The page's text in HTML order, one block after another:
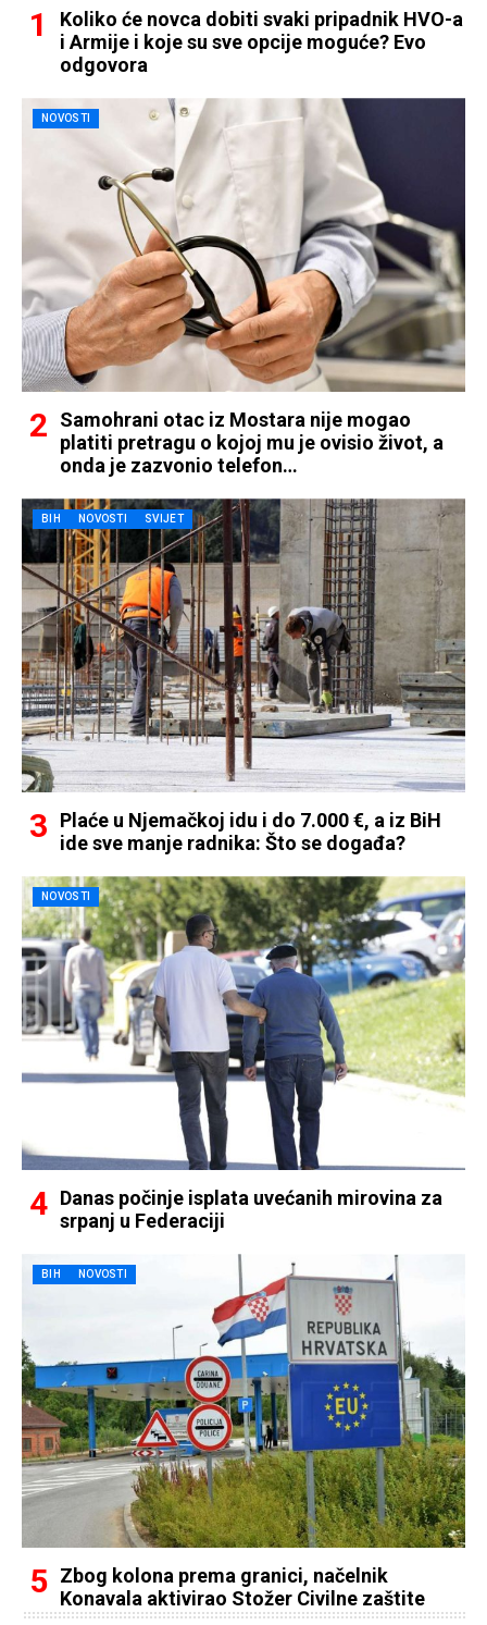
Koliko će novca dobiti svaki pripadnik HVO-a
i Armije i koje su sve opcije moguće? Evo
odgovora
NOVOSTI
Samohrani otac iz Mostara nije mogao
platiti pretragu o kojoj mu je ovisio život, a
onda je zazvonio telefon…
BIH NOVOSTI SVIJET
Plaće u Njemačkoj idu i do 7.000 €, a iz BiH
ide sve manje radnika: Što se događa?
NOVOSTI
Danas počinje isplata uvećanih mirovina za
srpanj u Federaciji
BIH NOVOSTI
Zbog kolona prema granici, načelnik
Konavala aktivirao Stožer Civilne zaštite